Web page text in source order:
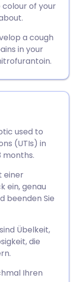
🇸🇪 Svenska
of your
a cough
in your
used to
(UTIs) in
months.
einer
ein, genau
beenden Sie
Übelkeit,
die
Ihren